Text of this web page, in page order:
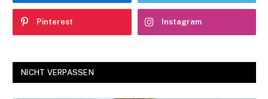
Pinterest Instagram
NICHT VERPASSEN